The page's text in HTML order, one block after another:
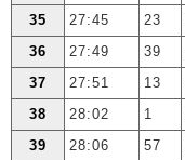
35
27:45 23
36
27:49 39
37
27:51 13
38
28:02 1
39
28:06 57